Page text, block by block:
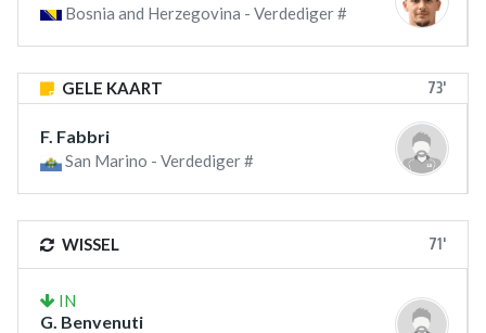
Bosnia and Herzegovina - Verdediger #
GELE KAART 73'
F. Fabbri
San Marino - Verdediger #
WISSEL 71'
IN
G. Benvenuti